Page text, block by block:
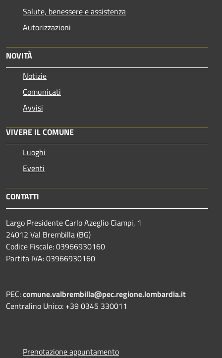
Salute, benessere e assistenza
Autorizzazioni
NOVITÀ
Notizie
Comunicati
Avvisi
VIVERE IL COMUNE
Luoghi
Eventi
CONTATTI
Largo Presidente Carlo Azeglio Ciampi, 1
24012 Val Brembilla (BG)
Codice Fiscale: 03966930160
Partita IVA: 03966930160
PEC:comune.valbrembilla@pec.regione.lombardia.it
Centralino Unico: +39 0345 330011
Prenotazione appuntamento